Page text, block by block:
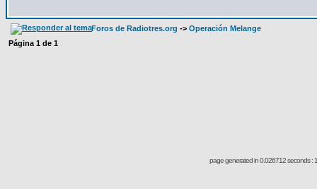
Foros de Radiotres.org -> Operación Melange
Página 1 de 1
page generated in 0.026712 seconds :